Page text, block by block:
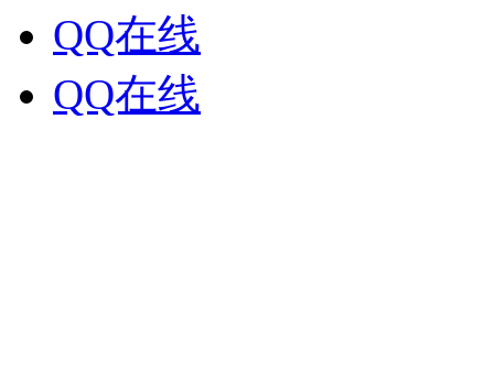
QQ在线
QQ在线